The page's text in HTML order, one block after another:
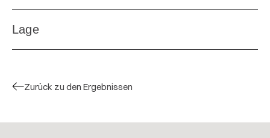
5 / 5 U. KOCH MÄRZ 2025
Zurück zu den Ergebnissen